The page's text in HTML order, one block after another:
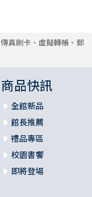
傳真刷卡、虛擬轉帳、郵
商品快訊
全館新品
館長推薦
禮品專區
校園書饗
即將登場